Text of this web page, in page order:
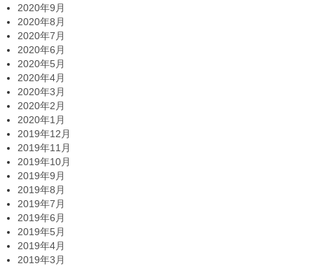
2020年9月
2020年8月
2020年7月
2020年6月
2020年5月
2020年4月
2020年3月
2020年2月
2020年1月
2019年12月
2019年11月
2019年10月
2019年9月
2019年8月
2019年7月
2019年6月
2019年5月
2019年4月
2019年3月